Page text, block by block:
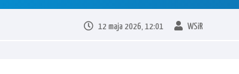
12 maja 2026, 12:01 WSiR